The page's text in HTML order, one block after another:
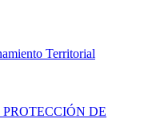
Territorial
DE